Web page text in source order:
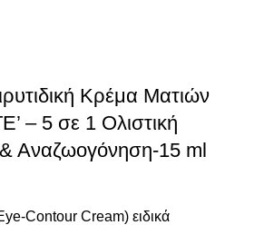
Κρέμα Ματιών
– 5 σε 1 Ολιστική
Αναζωογόνηση-15 ml
Contour Cream) ειδικά